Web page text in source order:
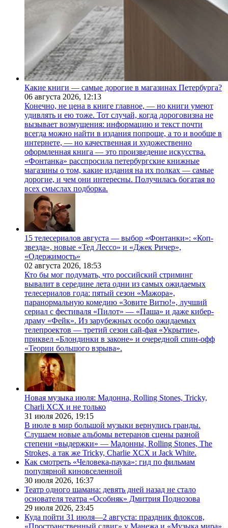
Какие книги — самые дорогие в магазинах Петербурга?
06 августа 2026, 12:13
Конечно, не цена в книге главное, — но книги умеют
удивлять и ею тоже. Тот случай, когда дороговизна не
вызывает возмущения: информацию и текст почти
всегда можно найти в издания попроще, а то и вообще в
интернете, — но качественная и художественно
оформленная книга — это произведение искусства.
«Фонтанка» расспросила петербургские книжные
магазины о том, какие издания на их полках — самые
дорогие, и чем они интересны. Получилась богатая во
всех смыслах подборка.
15 телесериалов августа — выбор «Фонтанки»: «Коп-
звезда», новые «Тед Лессо» и «Джек Ричер»,
«Одержимость»
02 августа 2026, 18:53
Кто бы мог подумать, что российский стриминг
вывалит в середине лета одни из самых ожидаемых
телесериалов года: пятый сезон «Мажора»,
паранормальную комедию «Зовите Витю!», лучший
сериал с фестиваля «Пилот» — «Паша» и даже кибер-
драму «Фейк». Из зарубежных особо ожидаемых
телепроектов — третий сезон сай-фая «Укрытие»,
приквел «Блондинки в законе» и очередной спин-офф
«Теории большого взрыва».
Новая музыка июля: Мадонна, Rolling Stones, Tricky,
Charli XCX и не только
31 июля 2026, 19:15
В июле в мир большой музыки вернулись гранды.
Слушаем новые альбомы ветеранов сцены разной
степени «выдержки» — Мадонны, Rolling Stones, The
Strokes, а так же Tricky, Charlie XCX и Jack White.
Как смотреть «Человека-паука»: гид по фильмам
популярной киновселенной
30 июля 2026, 16:37
Театр одного шамана: девять дней назад не стало
основателя театра «Особняк» Дмитрия Поднозова
29 июля 2026, 23:45
Куда пойти 31 июля—2 августа: праздник флоксов,
«Пространственный сдвиг» у Манежа и «Музыка мира»